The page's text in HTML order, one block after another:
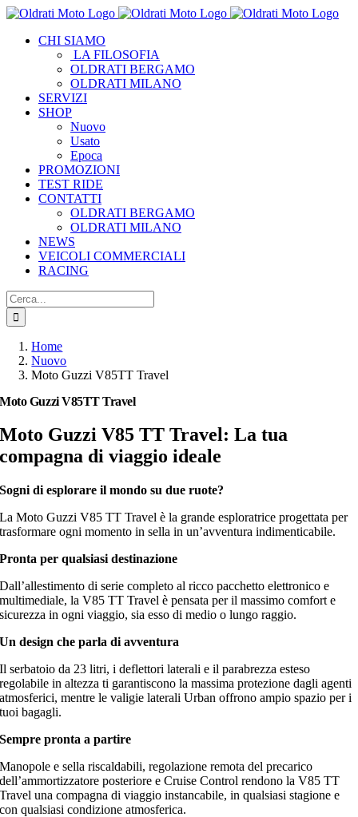
Salta
contenutoCHI SIAMO
LA FILOSOFIA
OLDRATI BERGAMO
OLDRATI MILANO
SERVIZI
SHOP
Nuovo
Usato
Epoca
PROMOZIONI
TEST RIDE
CONTATTI
OLDRATI BERGAMO
OLDRATI MILANO
NEWS
VEICOLI COMMERCIALI
RACING
Cerca
per:
Home
Nuovo
Moto Guzzi V85TT Travel
Moto Guzzi V85TT Travel
Moto Guzzi V85 TT Travel: La tua
compagna di viaggio ideale
Sogni di esplorare il mondo su due ruote?
La Moto Guzzi V85 TT Travel è la grande esploratrice progettata per
trasformare ogni momento in sella in un’avventura indimenticabile.
Pronta per qualsiasi destinazione
Dall’allestimento di serie completo al ricco pacchetto elettronico e
multimediale, la V85 TT Travel è pensata per il massimo comfort e
sicurezza in ogni viaggio, sia esso di medio o lungo raggio.
Un design che parla di avventura
Il serbatoio da 23 litri, i deflettori laterali e il parabrezza esteso
regolabile in altezza ti garantiscono la massima protezione dagli agenti
atmosferici, mentre le valigie laterali Urban offrono ampio spazio per i
tuoi bagagli.
Sempre pronta a partire
Manopole e sella riscaldabili, regolazione remota del precarico
dell’ammortizzatore posteriore e Cruise Control rendono la V85 TT
Travel una compagna di viaggio instancabile, in qualsiasi stagione e
con qualsiasi condizione atmosferica.